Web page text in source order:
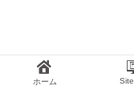
その後、会社に 就
ホーム